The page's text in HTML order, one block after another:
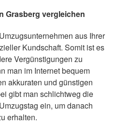
Grasberg vergleichen
aus Ihrer
Kundschaft. Somit ist es
Vergünstigungen zu
man im Internet bequem
akkuraten und günstigen
gibt man schlichtweg die
ein, um danach
erhalten.